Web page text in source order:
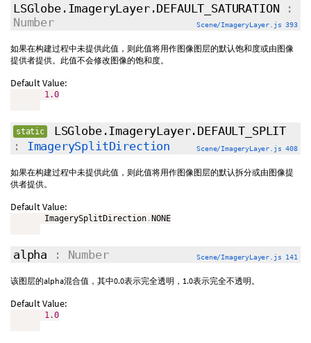
LSGlobe.ImageryLayer.DEFAULT_SATURATION
:
Number
Scene/ImageryLayer.js 393
如果在构建过程中未提供此值，则此值将用作图像图层的默认饱和度或由图像
提供者提供。此值不会修改图像的饱和度。
Default Value:
1.0
static
LSGlobe.ImageryLayer.DEFAULT_SPLIT
: ImagerySplitDirection Scene/ImageryLayer.js 408
如果在构建过程中未提供此值，则此值将用作图像图层的默认拆分或由图像提
供者提供。
Default Value:
       ImagerySplitDirection
. NONE
alpha : Number Scene/ImageryLayer.js 141
该图层的alpha混合值，其中0.0表示完全透明，1.0表示完全不透明。
Default Value:
1.0